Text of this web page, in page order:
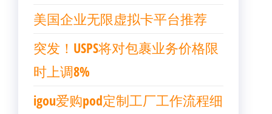
美国企业无限虚拟卡平台推荐
突发！USPS将对包裹业务价格限
时上调8%
igou爱购pod定制工厂工作流程细